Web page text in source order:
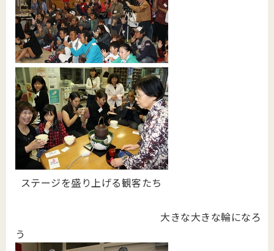
ステージを盛り上げる観客たち
大きな大きな輪になろ
う